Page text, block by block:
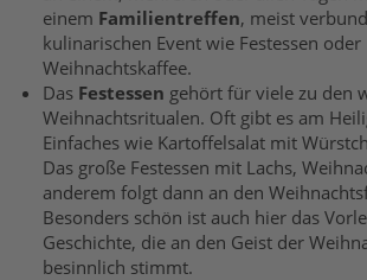
einem Familientreffen, meist
kulinarischen Event wie Festessen oder
Weihnachtskaffee.
Das Festessen gehört für viele zu den
Weihnachtsritualen. Oft gibt es am
Einfaches wie Kartoffelsalat mit
Das große Festessen mit Lachs,
anderem folgt dann an den
Besonders schön ist auch hier das
Geschichte, die an den Geist der
besinnlich stimmt.